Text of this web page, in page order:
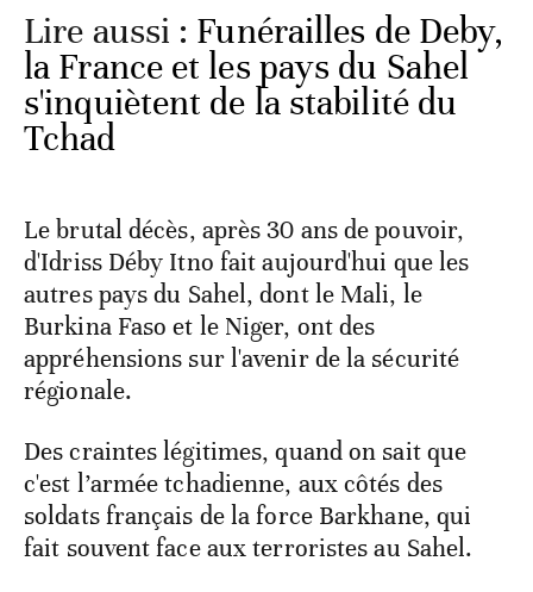
Lire aussi : Funérailles de Deby,
la France et les pays du Sahel
s'inquiètent de la stabilité du
Tchad
Le brutal décès, après 30 ans de pouvoir,
d'Idriss Déby Itno fait aujourd'hui que les
autres pays du Sahel, dont le Mali, le
Burkina Faso et le Niger, ont des
appréhensions sur l'avenir de la sécurité
régionale.
Des craintes légitimes, quand on sait que
c'est l’armée tchadienne, aux côtés des
soldats français de la force Barkhane, qui
fait souvent face aux terroristes au Sahel.